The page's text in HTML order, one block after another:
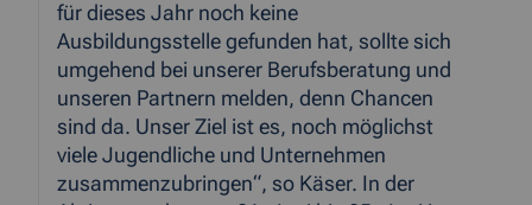
für dieses Jahr noch keine
Ausbildungsstelle gefunden hat, sollte sich
umgehend bei unserer Berufsberatung und
unseren Partnern melden, denn Chancen
sind da. Unser Ziel ist es, noch möglichst
viele Jugendliche und Unternehmen
zusammenzubringen“, so Käser. In der